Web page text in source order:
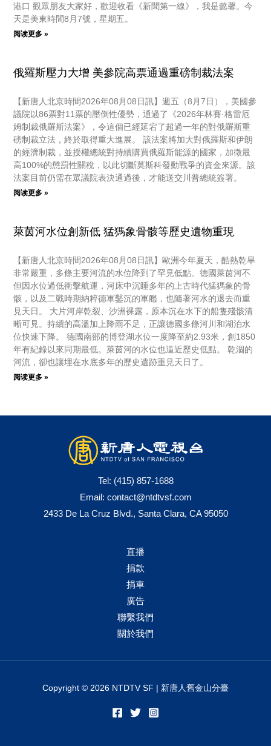
港口 觀眾朋友大家好，歡迎收看《新聞第一線》，我是懿馨。今
天是美東時間8月7號，星期五。
阅读更多 »
俄羅斯壓力大增 美參院高票通過重磅制裁法案
【新唐人北京時間2026年08月08日訊】週五（8月7日），美國參
議院以86票對11票的壓倒性優勢，通過了《2026年林賽·格雷厄
姆制裁俄羅斯法案》，令這個已經延宕了超過一年的對俄羅斯重
磅制裁立法，終於取得重大進展。 該法案將加大對俄羅斯和伊朗
的經濟制裁，並授權總統對持續購買俄羅斯能源的國家，加徵最
高100%的懲罰性關稅，以此切斷莫斯科發動戰爭的資金來源。該
法案目前仍需在眾議院表決通過後，才能送交川普總統簽署。
阅读更多 »
萊茵河水位創新低 猛獁象骨骸等歷史遺物重現
【新唐人北京時間2026年08月08日訊】歐洲今年夏天，酷熱乾旱
非常嚴重，多條主要河流的水位降到了罕見低點。德國萊茵河不
但因水位過低衝擊航運，河床中沉睡多年的上古時代猛獁象的骨
骸，以及二戰時期納粹德軍鑿沉的軍艦，也隨著河水的退去而重
見天日。 大片河岸乾裂、沙洲裸露，原本沉在水下的船隻殘骸清
晰可見。持續的高溫加上降雨不足，正讓德國多條河川和湖泊水
位快速下降。 德國南部的博登湖水位一度降至約2.93米，創1850
年有紀錄以來同期最低。萊茵河的水位也逼近歷史低點。 乾涸的
河流，卻也讓埋在水底多年的歷史遺跡重見天日了。
阅读更多 »
Tel: (415) 857-1688
Email: contact@ntdtvsf.com
2433 De La Cruz Blvd., Santa Clara, CA 95050
直播
捐款
捐車
廣告
聯繫我們
關於我們
Copyright © 2026 NTDTV SF | 新唐人舊金山分臺